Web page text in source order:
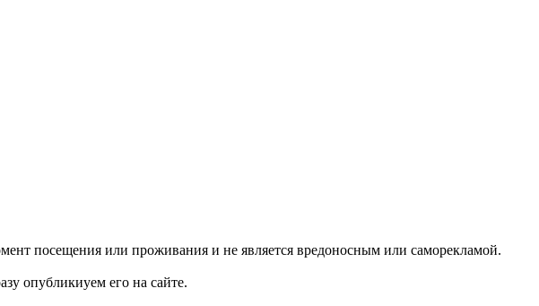
посещения или проживания и не является вредоносным или саморекламой.
опубликиуем его на сайте.